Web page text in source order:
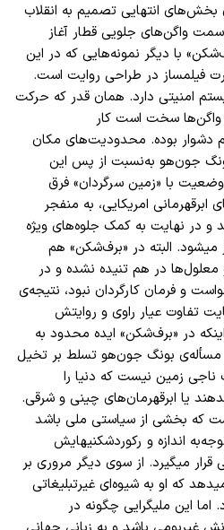
های انتهایی تصمیم به انقلاب
سمت واگنهای جلویی قطار آغاز
شکن» با دیگر نمونههایی که در این
فیلمساز در طراحی روایت است.
امنیتی دارد. همان قدر که حرکت
ها سخت است کار
دشوار بوده. محدودیتهای مکان
جونهو بهنسبت از پس این
با «زمین سرگردان» فرق
ابرقهرمانی امریکایی، به منفجر
و در نهایت به کمک جلوههای ویژه
البته در «برفشکن» هم
ها در هم تنیده نشده و در
و فرمان کارگردان نبود، نتیجهی
تفاوت عیار راوی و روایتش
در «برفشکن» ایده محدود به
ی بونگ جونهو تسلط بر تخیل
زمین نیست که دنیا را
یا ابرقهرمانهای چینی و شرقی.
که بخشی از سیاستی ملی باشد
به اندازه و رکوردشکنیهایش
قرار میگیرد. از سوی دیگر مروری بر
که او به شیوهای غیرتبلیغاتی
این ملیگرایی چگونه در